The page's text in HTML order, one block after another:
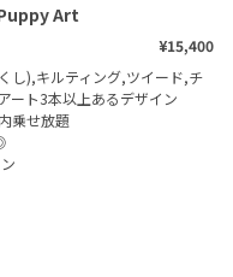
Art
¥15,400
し),キルティング,ツイード,チ
ート3本以上あるデザイン
乗せ放題